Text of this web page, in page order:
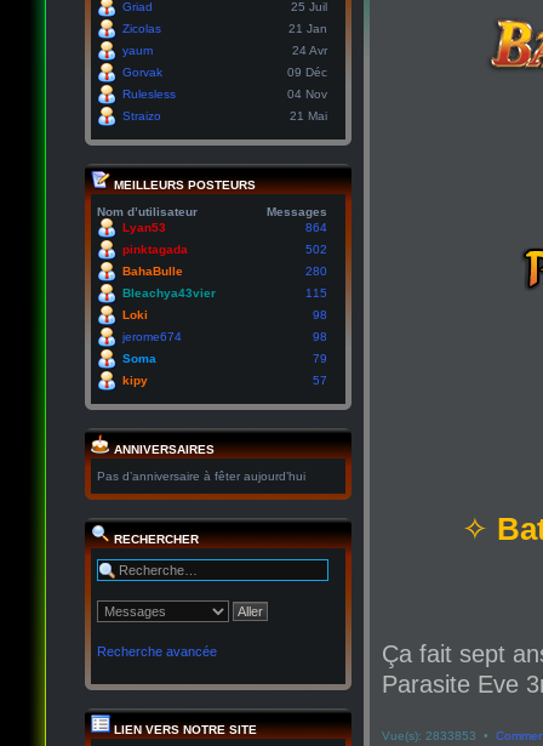
Griad
25 Juil
Zicolas
21 Jan
yaum
24 Avr
Gorvak
09 Déc
Rulesless
04 Nov
Straizo
21 Mai
MEILLEURS POSTEURS
Nom d’utilisateur
Messages
Lyan53
864
pinktagada
502
BahaBulle
280
Bleachya43vier
115
Loki
98
jerome674
98
Soma
79
kipy
57
ANNIVERSAIRES
Pas d’anniversaire à fêter aujourd’hui
RECHERCHER
Recherche avancée
LIEN VERS NOTRE SITE
✧
Ça fait sept
Parasite Eve
Vue(s): 2833853 •